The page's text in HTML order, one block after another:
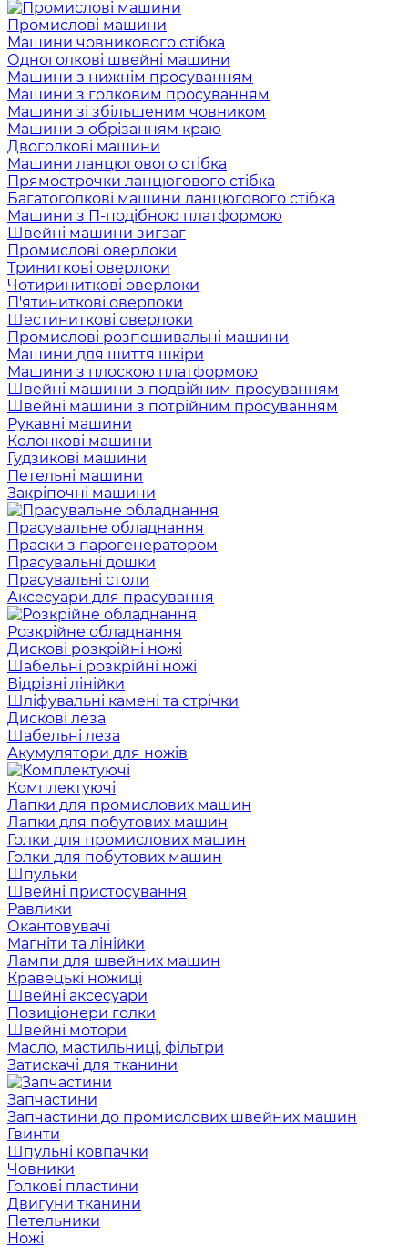
Промислові машини
Машини човникового стібка
Одноголкові швейні машини
Машини з нижнім просуванням
Машини з голковим просуванням
Машини зі збільшеним човником
Машини з обрізанням краю
Двоголкові машини
Машини ланцюгового стібка
Прямострочки ланцюгового стібка
Багатоголкові машини ланцюгового стібка
Машини з П-подібною платформою
Швейні машини зигзаг
Промислові оверлоки
Триниткові оверлоки
Чотириниткові оверлоки
П'ятиниткові оверлоки
Шестиниткові оверлоки
Промислові розпошивальні машини
Машини для шиття шкіри
Машини з плоскою платформою
Швейні машини з подвійним просуванням
Швейні машини з потрійним просуванням
Рукавні машини
Колонкові машини
Гудзикові машини
Петельні машини
Закріпочні машини
Прасувальне обладнання
Праски з парогенератором
Прасувальні дошки
Прасувальні столи
Аксесуари для прасування
Розкрійне обладнання
Дискові розкрійні ножі
Шабельні розкрійні ножі
Відрізні лінійки
Шліфувальні камені та стрічки
Дискові леза
Шабельні леза
Акумулятори для ножів
Комплектуючі
Лапки для промислових машин
Лапки для побутових машин
Голки для промислових машин
Голки для побутових машин
Шпульки
Швейні пристосування
Равлики
Окантовувачі
Магніти та лінійки
Лампи для швейних машин
Кравецькі ножиці
Швейні аксесуари
Позиціонери голки
Швейні мотори
Масло, мастильниці, фільтри
Затискачі для тканини
Запчастини
Запчастини до промислових швейних машин
Гвинти
Шпульні ковпачки
Човники
Голкові пластини
Двигуни тканини
Петельники
Ножі